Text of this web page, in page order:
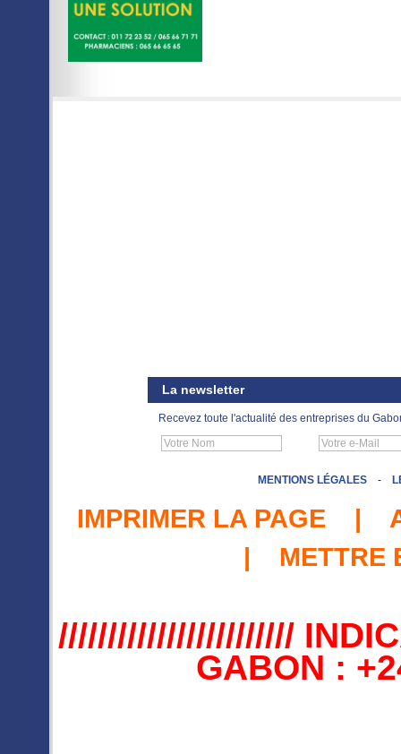
La newsletter
Recevez toute l'actualité des entreprises du
MENTIONS LÉGALES -
IMPRIMER LA PAGE|
| METTRE
////////////////////////
GABON :